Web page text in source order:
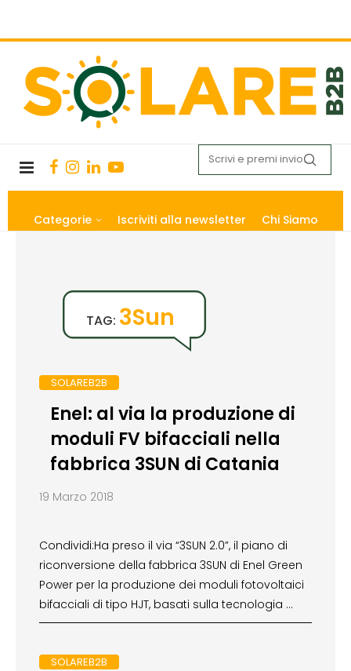
Categorie Iscriviti alla newsletter Chi Siamo
TAG: 3Sun
SOLAREB2B
Enel: al via la produzione di
moduli FV bifacciali nella
fabbrica 3SUN di Catania
19 Marzo 2018
Condividi:Ha preso il via “3SUN 2.0”, il piano di
riconversione della fabbrica 3SUN di Enel Green
Power per la produzione dei moduli fotovoltaici
bifacciali di tipo HJT, basati sulla tecnologia …
SOLAREB2B